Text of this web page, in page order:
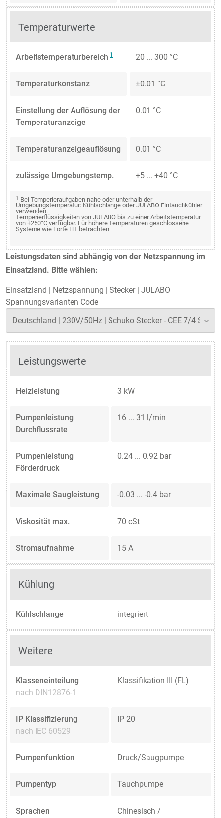
Temperaturwerte
Arbeitstemperaturbereich 1 20 ... 300 °C
Temperaturkonstanz ±0.01 °C
Einstellung der Auflösung der
Temperaturanzeige
0.01 °C
Temperaturanzeigeauflösung 0.01 °C
zulässige Umgebungstemp. +5 ... +40 °C
1 Bei Temperieraufgaben nahe oder unterhalb der
Umgebungstemperatur: Kühlschlange oder JULABO Eintauchkühler
verwenden.
Temperierflüssigkeiten von JULABO bis zu einer Arbeitstemperatur
von +250°C verfügbar. Für höhere Temperaturen geschlossene
Systeme wie Forte HT betrachten.
Leistungsdaten sind abhängig von der Netzspannung im
Einsatzland. Bitte wählen:
Einsatzland Netzspannung Stecker| JULABO
Spannungsvarianten Code
Leistungswerte
Heizleistung 3 kW
Pumpenleistung
Durchflussrate
16 ... 31 l/min
Pumpenleistung
Förderdruck
0.24 ... 0.92 bar
Maximale Saugleistung -0.03 ... -0.4 bar
Viskosität max. 70 cSt
Stromaufnahme 15 A
Kühlung
Kühlschlange integriert
Weitere
Klasseneinteilung
nach DIN12876-1
Klassifikation III (FL)
IP Klassifizierung
nach IEC 60529
IP 20
Pumpenfunktion Druck/Saugpumpe
Pumpentyp Tauchpumpe
Sprachen Chinesisch /